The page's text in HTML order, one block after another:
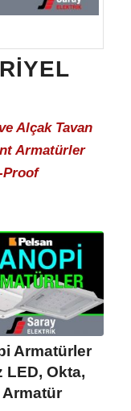
Alçak Tavan
Armatürler
Proof
Armatürler
LED, Okta,